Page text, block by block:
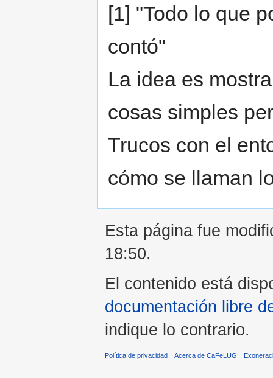
[1] "Todo lo que
contó"
La idea es
cosas simples
Trucos con el
cómo se llaman
Esta página fue
18:50.
El contenido está
documentación libre
indique lo contrario.
Política de privacidad Acerca de CaFeLUG